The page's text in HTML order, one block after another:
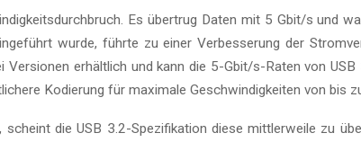
Es übertrug Daten mit 5 Gbit/s und
wurde, führte zu einer Verbesserung der
erhältlich und kann die 5-Gbit/s-Raten von USB
Kodierung für maximale Geschwindigkeiten von bis
die USB 3.2-Spezifikation diese mittlerweile zu